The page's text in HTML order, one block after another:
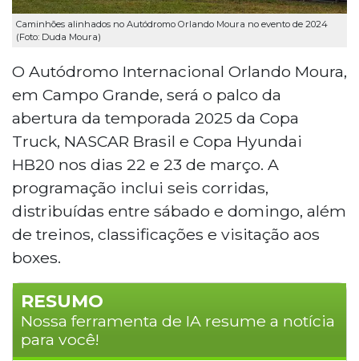
Caminhões alinhados no Autódromo Orlando Moura no evento de 2024
(Foto: Duda Moura)
O Autódromo Internacional Orlando Moura,
em Campo Grande, será o palco da
abertura da temporada 2025 da Copa
Truck, NASCAR Brasil e Copa Hyundai
HB20 nos dias 22 e 23 de março. A
programação inclui seis corridas,
distribuídas entre sábado e domingo, além
de treinos, classificações e visitação aos
boxes.
RESUMO
Nossa ferramenta de IA resume a notícia
para você!